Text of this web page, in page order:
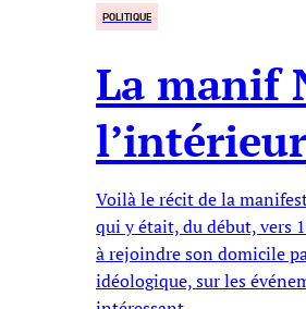
POLITIQUE
La manif
l’intérieur
Voilà le récit de la
qui y était, du début, vers
à rejoindre son domicile
idéologique, sur les